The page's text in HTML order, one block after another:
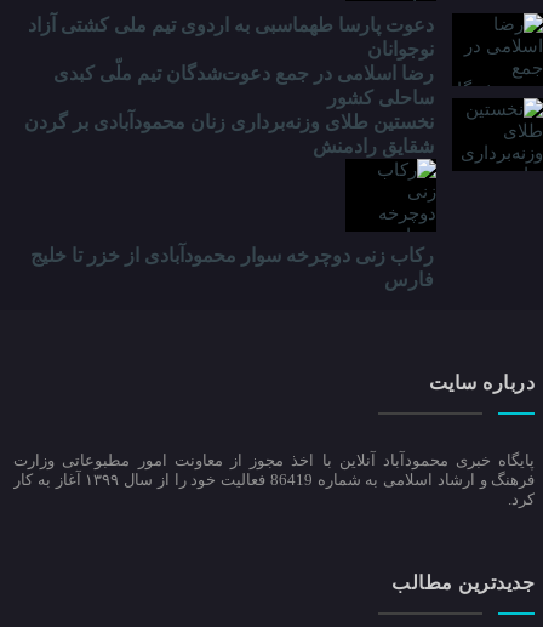
دعوت پارسا طهماسبی به اردوی تیم ملی کشتی آزاد
نوجوانان
رضا اسلامی در جمع دعوت‌شدگان تیم ملّی کبدی
ساحلی کشور
نخستین طلای وزنه‌برداری زنان محمودآبادی بر گردن
شقایق رادمنش
رکاب زنی دوچرخه سوار محمودآبادی از خزر تا خلیج
فارس
درباره سایت
پایگاه خبری محمودآباد آنلاین با اخذ مجوز از معاونت امور مطبوعاتی وزارت
فرهنگ و ارشاد اسلامی به شماره 86419 فعالیت خود را از سال ۱۳۹۹ آغاز به کار
کرد.
جدیدترین مطالب